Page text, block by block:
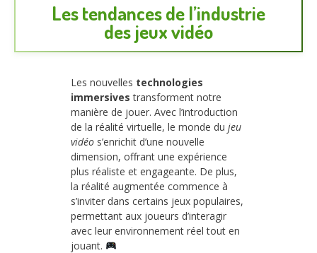
Les tendances de l’industrie
des jeux vidéo
Les nouvelles technologies
immersives transforment notre
manière de jouer. Avec l’introduction
de la réalité virtuelle, le monde du jeu
vidéo s’enrichit d’une nouvelle
dimension, offrant une expérience
plus réaliste et engageante. De plus,
la réalité augmentée commence à
s’inviter dans certains jeux populaires,
permettant aux joueurs d’interagir
avec leur environnement réel tout en
jouant.